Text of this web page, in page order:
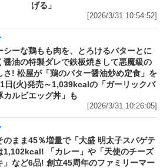
げる」
[2026/3/31 10:54:52]
シーな鶏もも肉を、とろけるバターとに
醤油の特製ダレで鉄板焼きして悪魔級の
さ! 松屋が「鶏のバター醤油炒め定食」を
日(火)発売～1,039kcalの「ガーリックバ
カルビエッグ丼」も
[2026/3/31 10:26:05]
のまま45％増量で「大盛 明太子スパゲテ
1,102kcal! 「カレー」や「天使のチーズ
」など6品! 創立45周年のファミリーマー